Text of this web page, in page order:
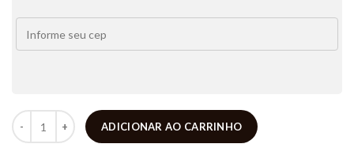
ADICIONAR AO CARRINHO